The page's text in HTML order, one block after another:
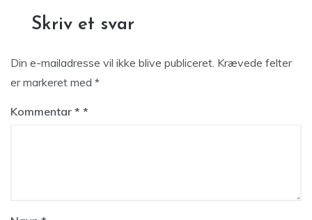
Skriv et svar
Din e-mailadresse vil ikke blive publiceret. Krævede felter
er markeret med *
Kommentar *